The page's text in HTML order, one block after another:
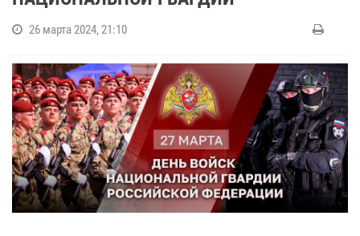
26 марта 2024, 21:10